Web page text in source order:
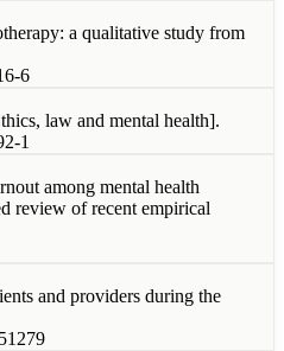
a qualitative study from
6
law and mental health].
1
among mental health
review of recent empirical
and providers during the